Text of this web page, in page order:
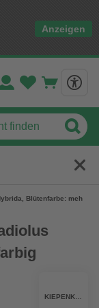
Anzeigen
Blütenfarbe: